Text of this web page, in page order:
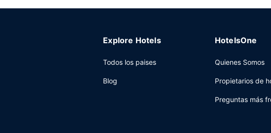
Explore Hotels
Todos los paises
Blog
HotelsOne
Quienes Somos
Propietarios de
Preguntas más